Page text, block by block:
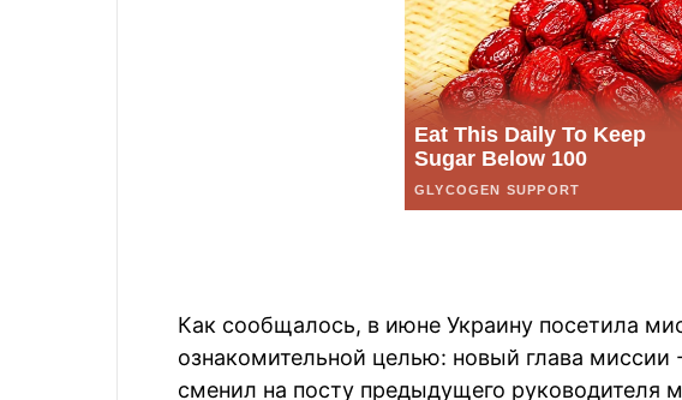
Как сообщалось, в июне Украину посетила
ознакомительной целью: новый глава
сменил на посту предыдущего руководителя